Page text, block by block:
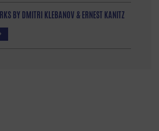
BY DMITRI KLEBANOV & ERNEST KANITZ